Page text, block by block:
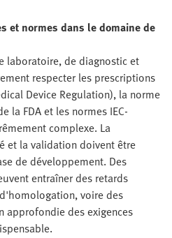
et normes dans le domaine de
laboratoire, de diagnostic et
respecter les prescriptions
Device Regulation), la norme
la FDA et les normes IEC-
complexe. La
et la validation doivent être
de développement. Des
entraîner des retards
voire des
approfondie des exigences